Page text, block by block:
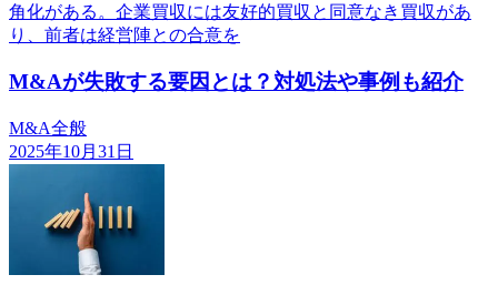
角化がある。企業買収には友好的買収と同意なき買収があ
り、前者は経営陣との合意を
M&Aが失敗する要因とは？対処法や事例も紹介
M&A全般
2025年10月31日